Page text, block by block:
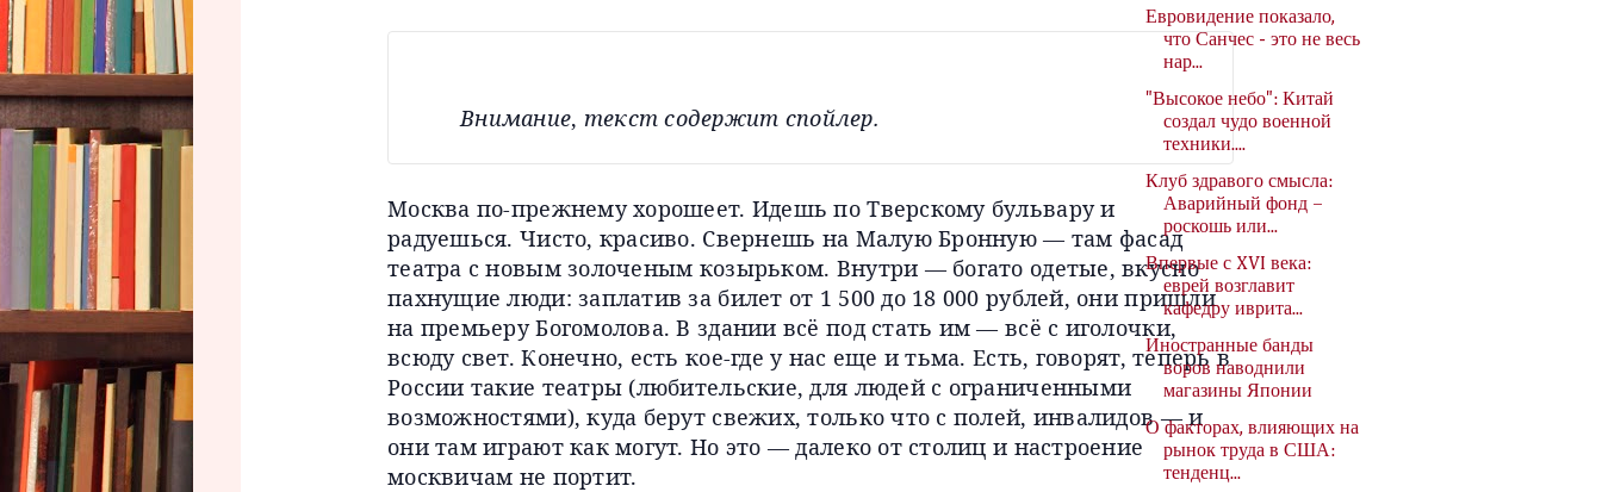
Внимание, текст содержит спойлер.
Москва по-прежнему хорошеет. Идешь по Тверскому бульвару и
радуешься. Чисто, красиво. Свернешь на Малую Бронную — там фасад
театра с новым золоченым козырьком. Внутри — богато одетые, вкусно
пахнущие люди: заплатив за билет от 1 500 до 18 000 рублей, они пришли
на премьеру Богомолова. В здании всё под стать им — всё с иголочки,
всюду свет. Конечно, есть кое-где у нас еще и тьма. Есть, говорят, теперь в
России такие театры (любительские, для людей с ограниченными
возможностями), куда берут свежих, только что с полей, инвалидов — и
они там играют как могут. Но это — далеко от столиц и настроение
москвичам не портит.
Евровидение показало,
что Санчес - это не весь
нар...
"Высокое небо": Китай
создал чудо военной
техники....
Клуб здравого смысла:
Аварийный фонд –
роскошь или...
Впервые с XVI века:
еврей возглавит
кафедру иврита...
Иностранные банды
воров наводнили
магазины Японии
О факторах, влияющих на
рынок труда в США:
тенденц...